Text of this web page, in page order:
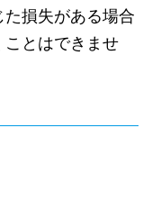
損失がある場合
とはできませ